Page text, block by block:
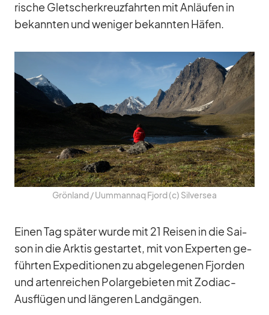
ri­sche Glet­scher­kreuz­fahr­ten mit An­läu­fen in
be­kann­ten und we­ni­ger be­kann­ten Hä­fen.
Grön­land /​ Uum­man­naq Fjord (c) Sil­ver­sea
Ei­nen Tag spä­ter wurde mit 21 Rei­sen in die Sai­
son in die Ark­tis ge­star­tet, mit von Ex­per­ten ge­
führ­ten Ex­pe­di­tio­nen zu ab­ge­le­ge­nen Fjor­den
und ar­ten­rei­chen Po­lar­ge­bie­ten mit Zo­diac-
Aus­flü­gen und län­ge­ren Land­gän­gen.